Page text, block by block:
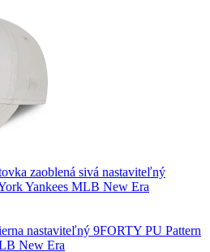
zaoblená sivá nastaviteľný
Yankees MLB New Era